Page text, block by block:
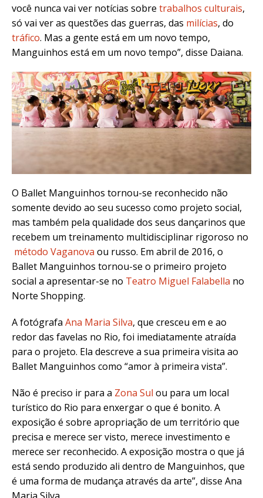
você nunca vai ver notícias sobre trabalhos culturais,
só vai ver as questões das guerras, das milícias, do
tráfico. Mas a gente está em um novo tempo,
Manguinhos está em um novo tempo”, disse Daiana.
O Ballet Manguinhos tornou-se reconhecido não
somente devido ao seu sucesso como projeto social,
mas também pela qualidade dos seus dançarinos que
recebem um treinamento multidisciplinar rigoroso no
método Vaganova ou russo. Em abril de 2016, o
Ballet Manguinhos tornou-se o primeiro projeto
social a apresentar-se no Teatro Miguel Falabella no
Norte Shopping.
A fotógrafa Ana Maria Silva, que cresceu em e ao
redor das favelas no Rio, foi imediatamente atraída
para o projeto. Ela descreve a sua primeira visita ao
Ballet Manguinhos como “amor à primeira vista”.
Não é preciso ir para a Zona Sul ou para um local
turístico do Rio para enxergar o que é bonito. A
exposição é sobre apropriação de um território que
precisa e merece ser visto, merece investimento e
merece ser reconhecido. A exposição mostra o que já
está sendo produzido ali dentro de Manguinhos, que
é uma forma de mudança através da arte”, disse Ana